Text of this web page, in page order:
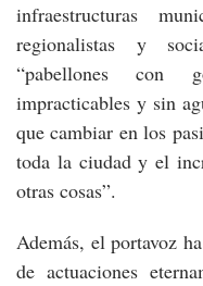
infraestructuras
regionalistas y
“pabellones con
impracticables y sin
que cambiar en los
toda la ciudad y el
otras cosas”.
Además, el portavoz
de actuaciones